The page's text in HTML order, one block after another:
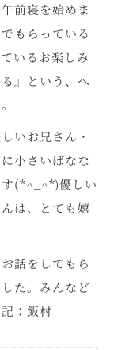
前寝を始めま
もらっている
いるお楽しみ
』という、へ
いお兄さん・
小さいばなな
す(*^_^*)優しい
は、とても嬉
話をしてもら
た。みんなど
：飯村